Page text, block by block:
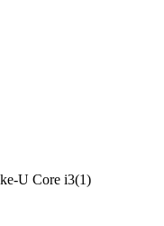
U Core i3(1)